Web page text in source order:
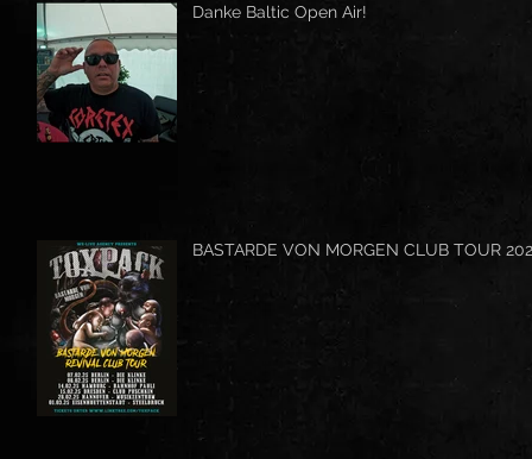
Danke Baltic Open Air!
BASTARDE VON MORGEN CLUB TOUR